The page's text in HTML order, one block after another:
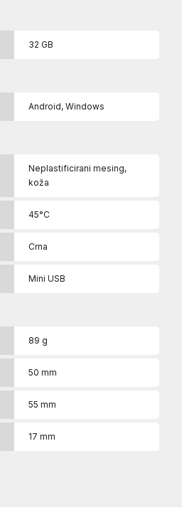
32 GB
Android, Windows
Neplastificirani mesing,
koža
45°C
Crna
Mini USB
89 g
50 mm
55 mm
17 mm